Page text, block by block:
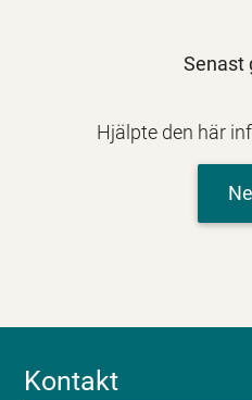
Senast
Hjälpte den här
Kontakt